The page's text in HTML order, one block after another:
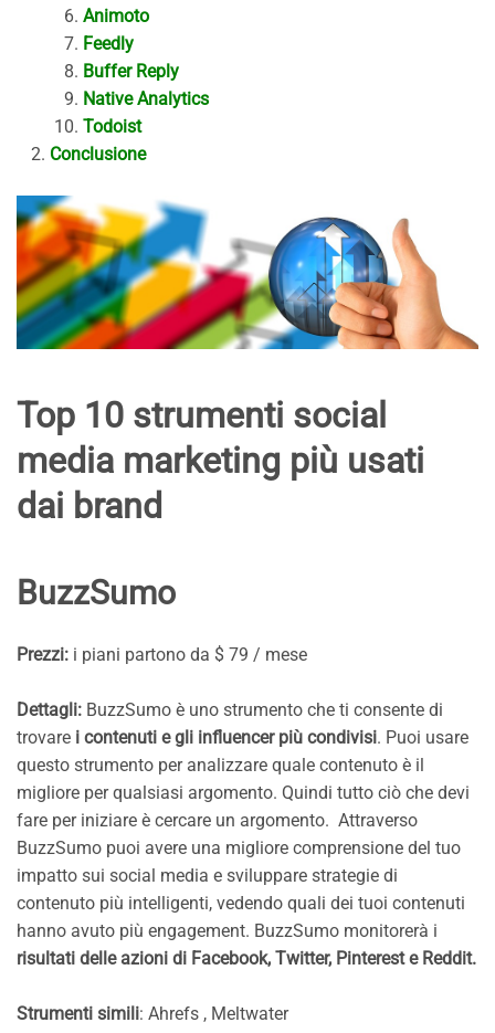
Animoto
Feedly
Buffer Reply
Native Analytics
Todoist
Conclusione
Top 10 strumenti social
media marketing più usati
dai brand
BuzzSumo
Prezzi: i piani partono da $ 79 / mese
Dettagli: BuzzSumo è uno strumento che ti consente di
trovare i contenuti e gli influencer più condivisi. Puoi usare
questo strumento per analizzare quale contenuto è il
migliore per qualsiasi argomento. Quindi tutto ciò che devi
fare per iniziare è cercare un argomento. Attraverso
BuzzSumo puoi avere una migliore comprensione del tuo
impatto sui social media e sviluppare strategie di
contenuto più intelligenti, vedendo quali dei tuoi contenuti
hanno avuto più engagement. BuzzSumo monitorerà i
risultati delle azioni di Facebook, Twitter, Pinterest e Reddit.
Strumenti simili: Ahrefs , Meltwater